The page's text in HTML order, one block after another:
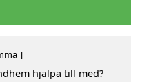
hjälpa till med?